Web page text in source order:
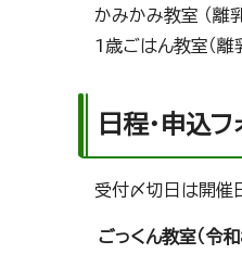
かみかみ教室 （離
1歳ごはん教室（
日程・申込フ
受付〆切日は開催
ごっくん教室（令